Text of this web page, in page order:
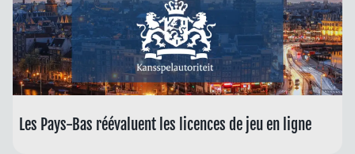
Les Pays-Bas réévaluent les licences de jeu en ligne